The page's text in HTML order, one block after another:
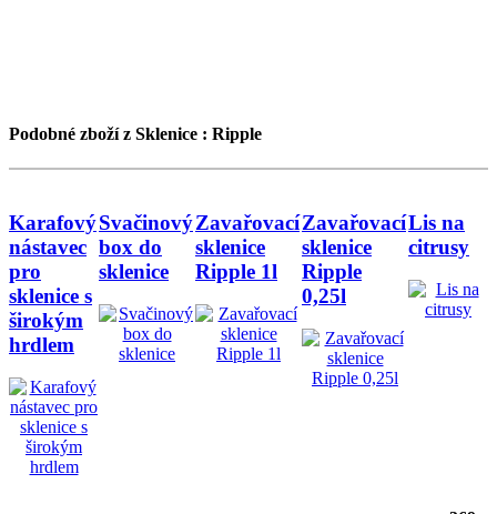
Podobné zboží z Sklenice : Ripple
Karafový
nástavec
pro
sklenice s
širokým
hrdlem
Svačinový
box do
sklenice
Zavařovací
sklenice
Ripple 1l
Zavařovací
sklenice
Ripple
0,25l
Lis na
citrusy